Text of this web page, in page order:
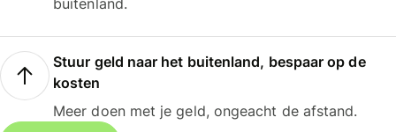
buitenland.
Stuur geld naar het buitenland, bespaar op de
kosten
Meer doen met je geld, ongeacht de afstand.